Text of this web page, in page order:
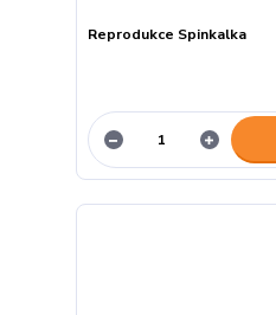
Reprodukce Spinkalka